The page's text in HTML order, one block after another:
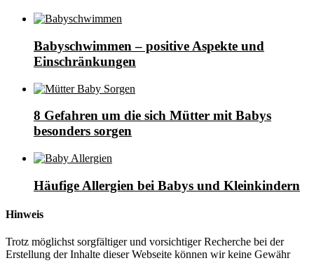
Babyschwimmen – positive Aspekte und
Einschränkungen
8 Gefahren um die sich Mütter mit Babys
besonders sorgen
Häufige Allergien bei Babys und Kleinkindern
Hinweis
Trotz möglichst sorgfältiger und vorsichtiger Recherche bei der
Erstellung der Inhalte dieser Webseite können wir keine Gewähr